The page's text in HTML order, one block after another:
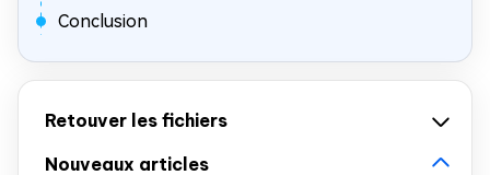
Conclusion
Retouver les fichiers
Nouveaux articles